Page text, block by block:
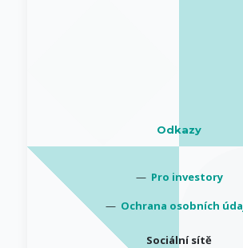
Odkazy
— Pro investory
— Ochrana osobních
Sociální sítě